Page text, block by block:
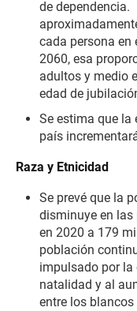
de dependencia.
cada persona en
2060, esa
adultos y medio
edad de
Se estima que la
país
Raza y Etnicidad
Se prevé que la
disminuye en
en 2020 a 179
población
impulsado por
natalidad y al
entre los